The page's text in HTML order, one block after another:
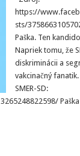
https://
sts/
Paška. Ten
Napriek tomu, že
diskriminácii a
vakcinačný
SMER-SD: